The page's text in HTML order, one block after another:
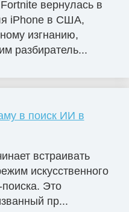
вернулась в
iPhone в США,
изгнанию,
разбиратель...
в поиск ИИ в
встраивать
искусственного
Это
пр...